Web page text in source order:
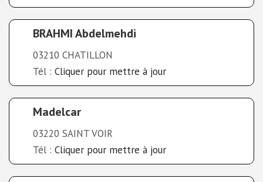
BRAHMI Abdelmehdi
03210 CHATILLON
Tél : Cliquer pour mettre à jour
Madelcar
03220 SAINT VOIR
Tél : Cliquer pour mettre à jour